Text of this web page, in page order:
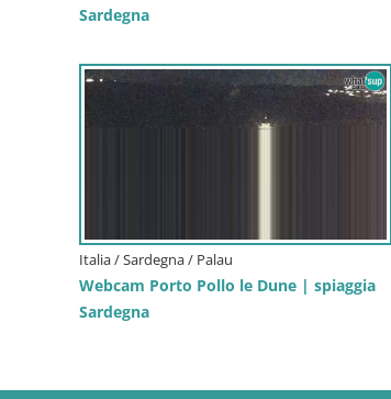
Sardegna
Italia / Sardegna / Palau
Webcam Porto Pollo le Dune | spiaggia
Sardegna